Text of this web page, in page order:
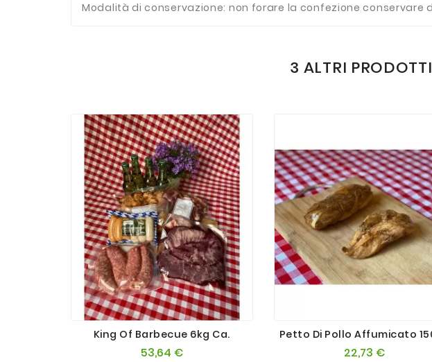
Modalità di conservazione: non forare la confezione conservare
3 ALTRI
King Of Barbecue 6kg Ca.
53,64 €Prezzo
Petto Di Pollo Affumicato
22,73 €Prezzo